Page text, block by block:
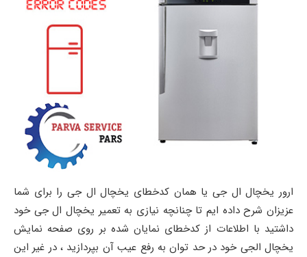
ارور یخچال ال جی یا همان کدخطای یخچال ال جی را برای شما
عزیزان شرح داده ایم تا چنانچه نیازی به تعمیر یخچال ال جی خود
داشتید با اطلاعات از کدخطای نمایان شده بر روی صفحه نمایش
یخچال الجی خود در حد توان به رفع عیب آن بپردازید ، در غیر این